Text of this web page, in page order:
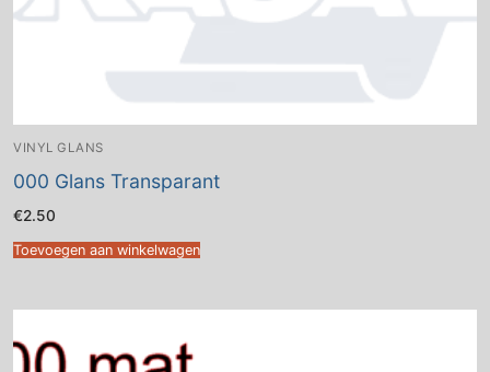
VINYL GLANS
000 Glans Transparant
€2.50
Toevoegen aan winkelwagen